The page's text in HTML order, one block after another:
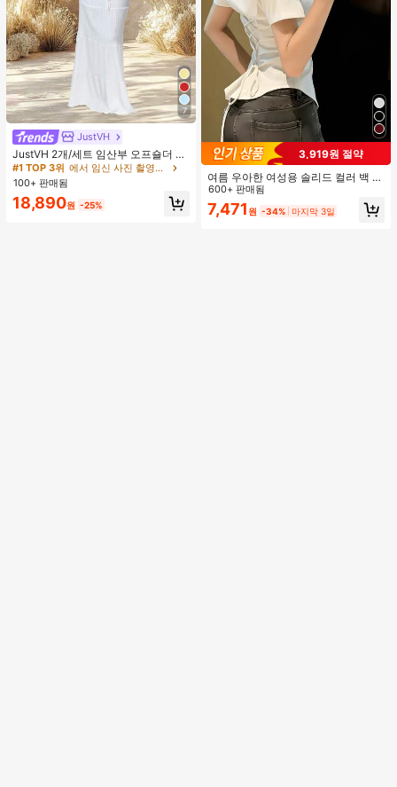
7
JustVH
JustVH 2개/세트 임산부 오프숄더 러
플 헴 크롭 탑과 플로잉 맥시 스커트
세트, 사진 촬영과 비치웨어에 적합한
봄 화이트 가을
#1 TOP 3위
에서 임신 사진 촬영용 의상
100+ 판매됨
18,890원 -25%
3,919원 절약
여름 우아한 여성용 솔리드 컬러 백 타
이 셔츠 (참고: 가볍고 통기성 있는 얇
은 스타일) 허리 드로스트링 디자인 화
이트, 조용한 럭셔리
600+ 판매됨
7,471 원 -34% 마지막 3일